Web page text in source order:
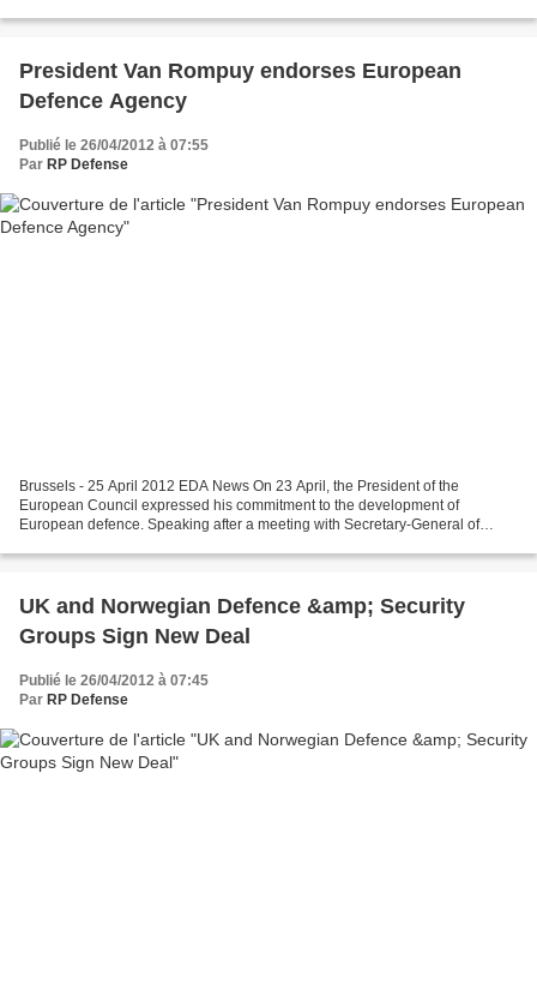
President Van Rompuy endorses European
Defence Agency
Publié le 26/04/2012 à 07:55
Par RP Defense
Brussels - 25 April 2012 EDA News On 23 April, the President of the
European Council expressed his commitment to the development of
European defence. Speaking after a meeting with Secretary-General of
UK and Norwegian Defence &amp; Security
Groups Sign New Deal
Publié le 26/04/2012 à 07:45
Par RP Defense